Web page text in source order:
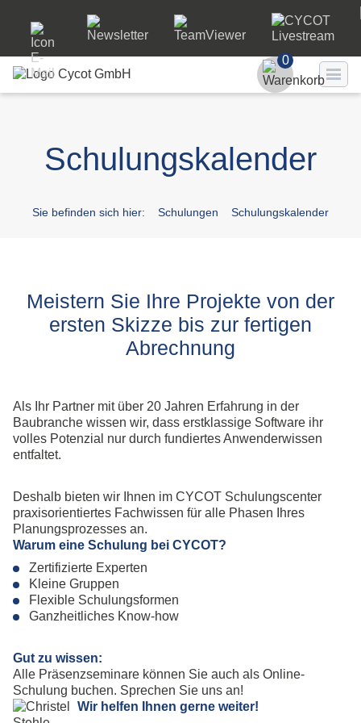
Passwort
0
Schulungskalender
Sie befinden sich hier: Schulungen Schulungskalender
Meistern Sie Ihre Projekte von der
ersten Skizze bis zur fertigen
Abrechnung
Als Ihr Partner mit über 20 Jahren Erfahrung in der
Baubranche wissen wir, dass erstklassige Software ihr
volles Potenzial nur durch fundiertes Anwenderwissen
entfaltet.
Deshalb bieten wir Ihnen im CYCOT Schulungscenter
praxisorientiertes Fachwissen für alle Phasen Ihres
Planungsprozesses an.
Warum eine Schulung bei CYCOT?
Zertifizierte Experten
Kleine Gruppen
Flexible Schulungsformen
Ganzheitliches Know-how
Gut zu wissen:
Alle Präsenzseminare können Sie auch als Online-
Schulung buchen. Sprechen Sie uns an!
Wir helfen Ihnen gerne weiter!